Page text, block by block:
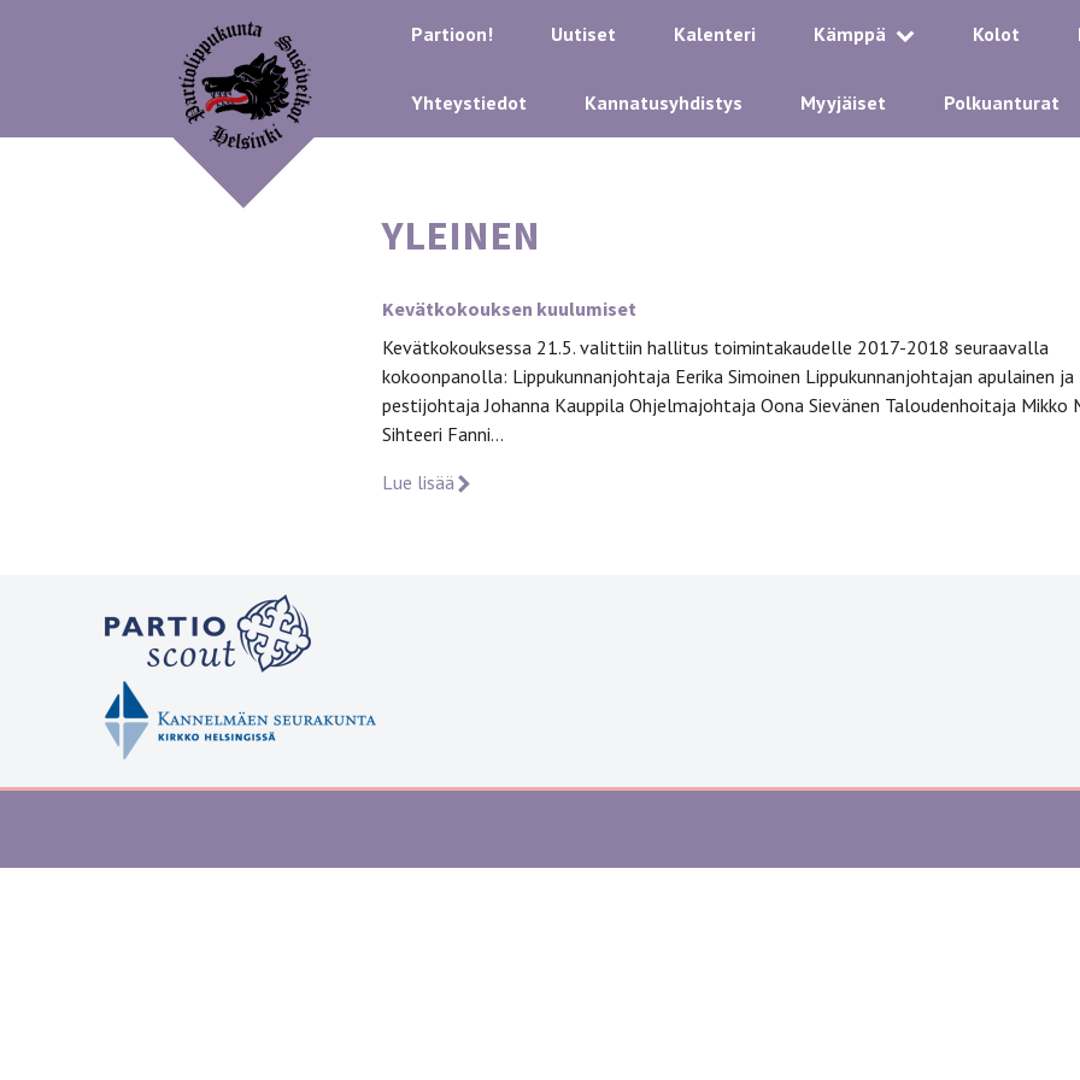
Partioon! Uutiset Kalenteri Kämppä Kolot
Yhteystiedot Kannatusyhdistys Myyjäiset Polkuanturat
YLEINEN
Kevätkokouksen kuulumiset
Kevätkokouksessa 21.5. valittiin hallitus toimintakaudelle 2017-2018 seuraavalla
kokoonpanolla: Lippukunnanjohtaja Eerika Simoinen Lippukunnanjohtajan apulainen ja
pestijohtaja Johanna Kauppila Ohjelmajohtaja Oona Sievänen Taloudenhoitaja Mikko
Sihteeri Fanni…
Lue lisää